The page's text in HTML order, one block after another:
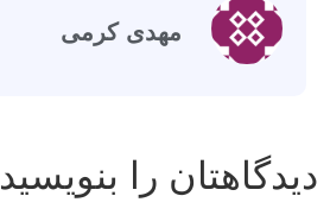
مهدی کرمی
دیدگاهتان را بنویسید